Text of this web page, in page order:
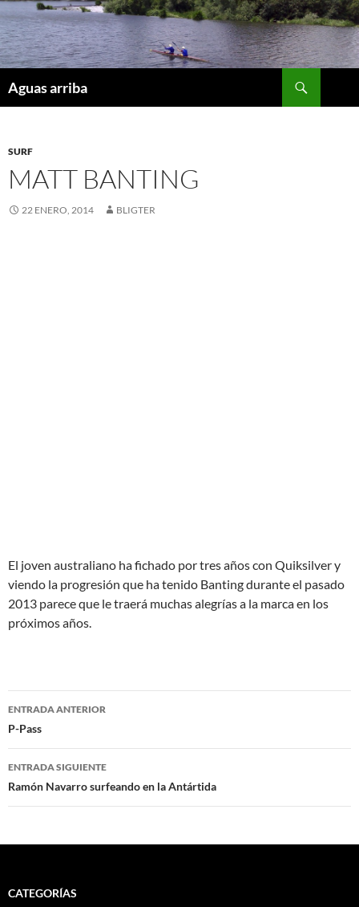
al
contenido
Aguas arriba
SURF
MATT BANTING
22 ENERO, 2014 BLIGTER
El joven australiano ha fichado por tres años con Quiksilver y
viendo la progresión que ha tenido Banting durante el pasado
2013 parece que le traerá muchas alegrías a la marca en los
próximos años.
Navegación
de
entradas
ENTRADA ANTERIOR
P-Pass
ENTRADA SIGUIENTE
Ramón Navarro surfeando en la Antártida
CATEGORÍAS